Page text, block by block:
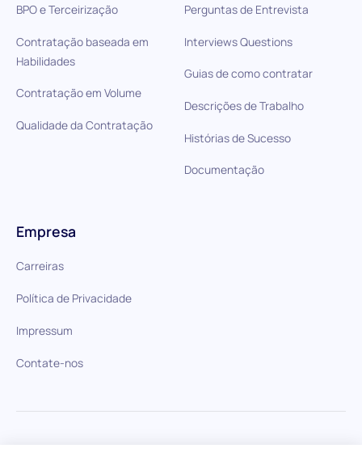
BPO e Terceirização
Contratação baseada em
Habilidades
Contratação em Volume
Qualidade da Contratação
Perguntas de Entrevista
Interviews Questions
Guias de como contratar
Descrições de Trabalho
Histórias de Sucesso
Documentação
Empresa
Carreiras
Política de Privacidade
Impressum
Contate-nos